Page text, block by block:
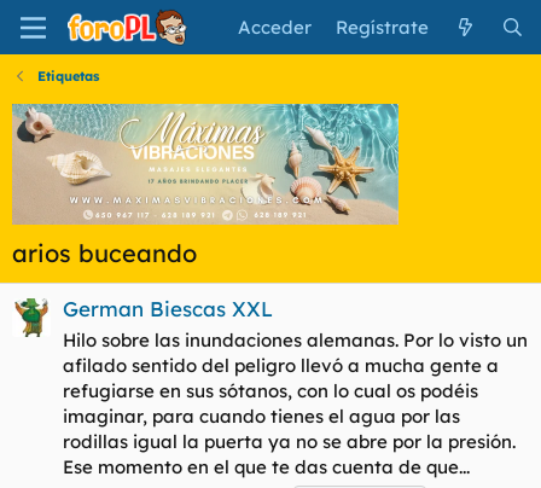
Acceder Regístrate
Etiquetas
arios buceando
German Biescas XXL
Hilo sobre las inundaciones alemanas. Por lo visto un
afilado sentido del peligro llevó a mucha gente a
refugiarse en sus sótanos, con lo cual os podéis
imaginar, para cuando tienes el agua por las
rodillas igual la puerta ya no se abre por la presión.
Ese momento en el que te das cuenta de que...